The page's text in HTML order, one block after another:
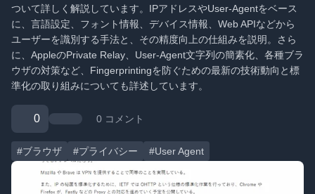
ついて詳しく解説しています。IPアドレスやUser-Agentをベース
に、言語設定、フォント情報、デバイス情報、Web APIなどから
ユーザーを識別する手法と、その精度向上の仕組みを説明。さら
に、AppleのPrivate Relay、User-Agent文字列の簡素化、各種ブラ
ウザの対策など、Fingerprintingを防ぐための最新の技術動向と標
準化の取り組みについても詳述しています。
0 0 コメント
#ブラウザ #プライバシー #User Agent